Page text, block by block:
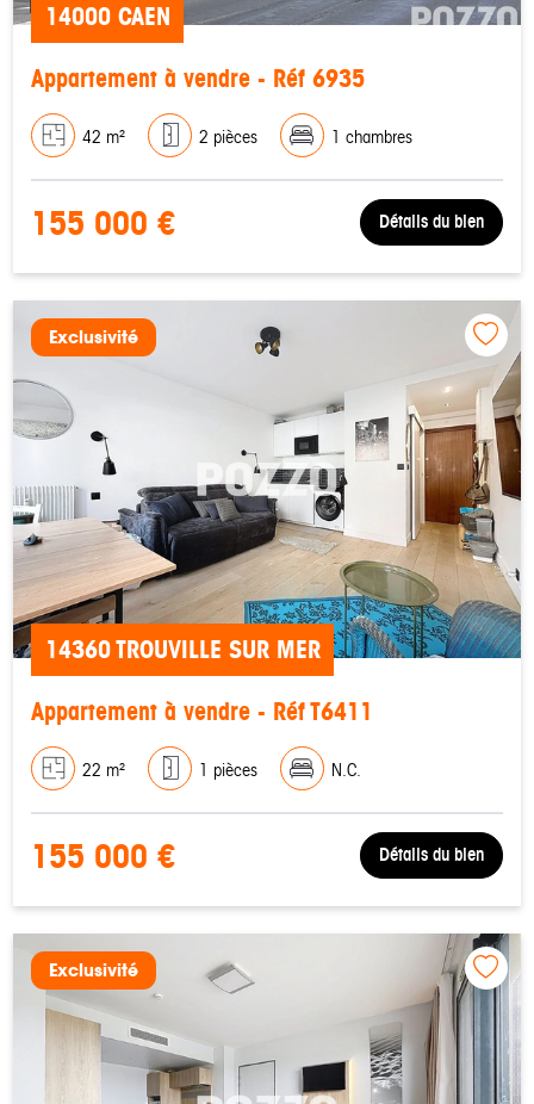
14000 CAEN
Appartement à vendre - Réf 6935
42 m² 2 pièces 1 chambres
155 000 € Détails du bien
Exclusivité
14360 TROUVILLE SUR MER
Appartement à vendre - Réf T6411
22 m² 1 pièces N.C.
155 000 € Détails du bien
Exclusivité